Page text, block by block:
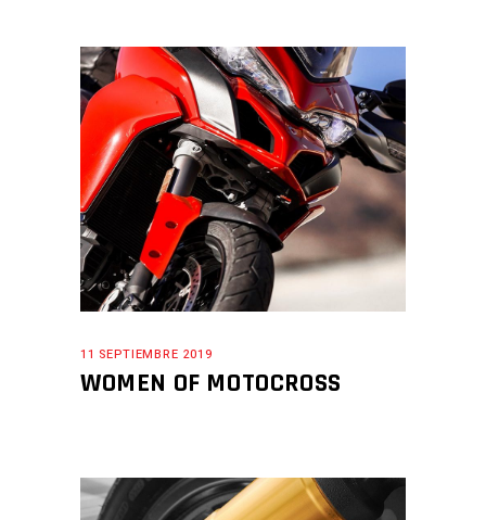
11 SEPTIEMBRE 2019
WOMEN OF MOTOCROSS